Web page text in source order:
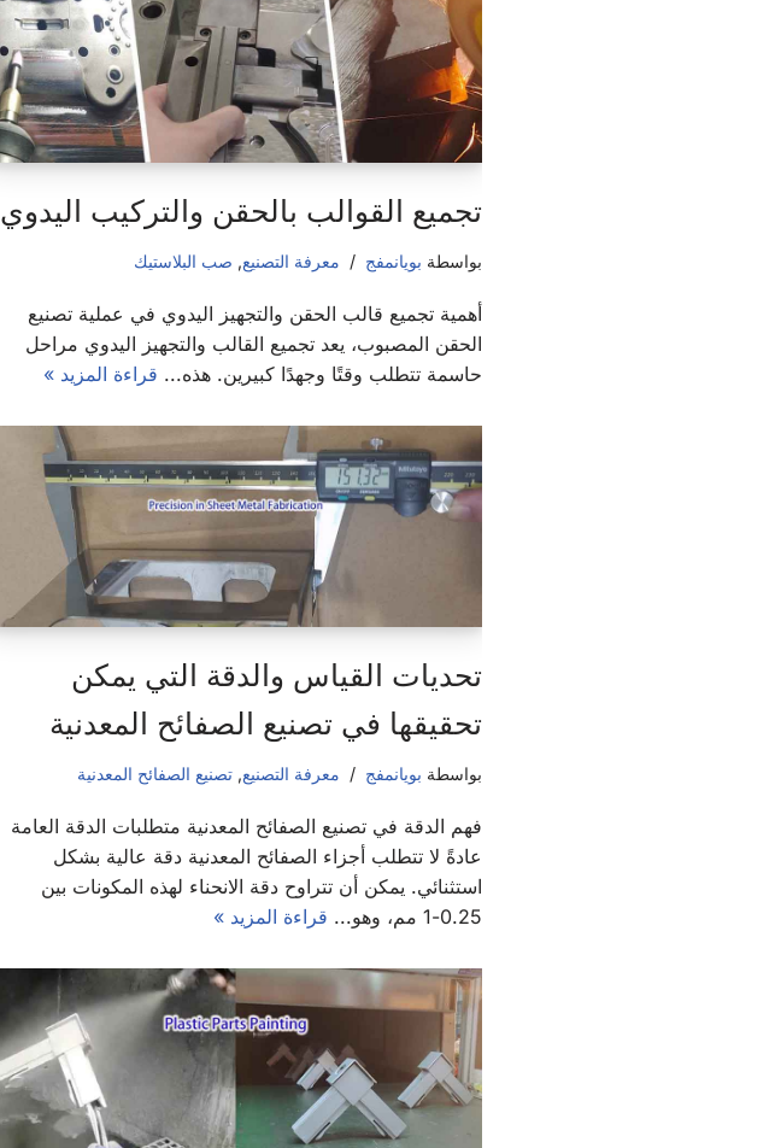
تجميع القوالب بالحقن والتركيب اليدوي
بواسطة بويانمفج معرفة التصنيع, صب البلاستيك
أهمية تجميع قالب الحقن والتجهيز اليدوي في عملية تصنيع
الحقن المصبوب، يعد تجميع القالب والتجهيز اليدوي مراحل
حاسمة تتطلب وقتًا وجهدًا كبيرين. هذه... قراءة المزيد »
تحديات القياس والدقة التي يمكن
تحقيقها في تصنيع الصفائح المعدنية
بواسطة بويانمفج معرفة التصنيع,تصنيع الصفائح المعدنية
فهم الدقة في تصنيع الصفائح المعدنية متطلبات الدقة العامة
عادةً لا تتطلب أجزاء الصفائح المعدنية دقة عالية بشكل
استثنائي. يمكن أن تتراوح دقة الانحناء لهذه المكونات بين
0.25-1 مم، وهو...
قراءة المزيد »